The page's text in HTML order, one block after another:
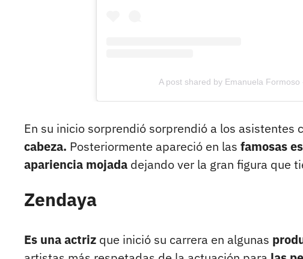
A post shared by Emanuela
En su inicio sorprendió sorprendió a los asistentes
cabeza. Posteriormente apareció en las famosas
apariencia mojada dejando ver la gran figura que
Zendaya
Es una actriz que inició su carrera en algunas